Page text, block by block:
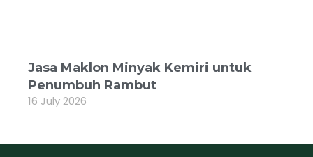
Jasa Maklon Minyak Kemiri untuk
Penumbuh Rambut
16 July 2026